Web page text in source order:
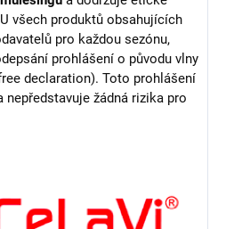
U všech produktů obsahujících
pro každou sezónu,
prohlášení o původu vlny
declaration). Toto prohlášení
nepředstavuje žádná rizika pro